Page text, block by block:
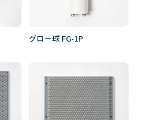
グロー球 FG-1P